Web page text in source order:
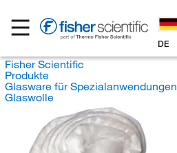
DE
Fisher Scientific
Produkte
Glasware für Spezialanwendungen
Glaswolle